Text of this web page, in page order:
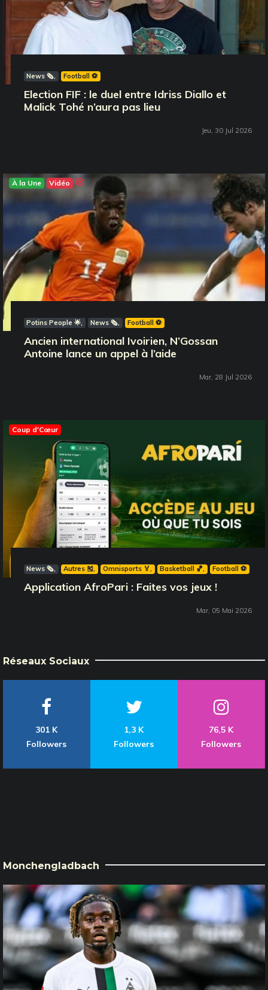
News 🗞️ Football ⚽️
Election FIF : le duel entre Idriss Diallo et
Malick Tohé n’aura pas lieu
Jeu, 30 Jul 2026
À la Une Vidéo
Potins People 🌟 News 🗞️ Football ⚽️
Ancien international Ivoirien, N’Gossan
Antoine lance un appel à l’aide
Mar, 28 Jul 2026
Coup d'Cœur
News 🗞️ Autres 🎽 Omnisports 🏅 Basketball 🏀 Football ⚽️
Application AfroPari : Faites vos jeux !
Mar, 05 Mai 2026
Réseaux Sociaux
301 K
Followers
1,3 K
Followers
76,5 K
Followers
Monchengladbach